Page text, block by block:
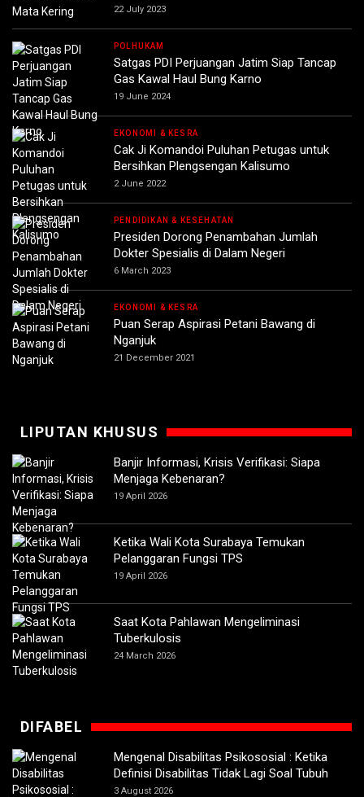
22 July 2023
POLHUKAM
Satgas PDI Perjuangan Jatim Siap Tancap
Gas Kawal Haul Bung Karno
19 June 2024
EKONOMI & KESRA
Cak Ji Komandoi Puluhan Petugas untuk
Bersihkan Plengsengan Kalisumo
2 June 2022
PENDIDIKAN & KESEHATAN
Presiden Dorong Penambahan Jumlah
Dokter Spesialis di Dalam Negeri
6 March 2023
EKONOMI & KESRA
Puan Serap Aspirasi Petani Bawang di
Nganjuk
21 December 2021
LIPUTAN KHUSUS
Banjir Informasi, Krisis Verifikasi: Siapa
Menjaga Kebenaran?
19 April 2026
Ketika Wali Kota Surabaya Temukan
Pelanggaran Fungsi TPS
19 April 2026
Saat Kota Pahlawan Mengeliminasi
Tuberkulosis
24 March 2026
DIFABEL
Mengenal Disabilitas Psikososial : Ketika
Definisi Disabilitas Tidak Lagi Soal Tubuh
3 August 2026